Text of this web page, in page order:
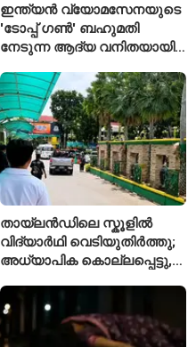
ഇന്ത്യൻ വ്യോമസേനയുടെ
'ടോപ്പ് ഗൺ' ബഹുമതി
നേടുന്ന ആദ്യ വനിതയായി
തായ്‌ലൻഡിലെ സ്കൂളിൽ
വിദ്യാർഥി വെടിയുതിർത്തു;
അധ്യാപിക കൊല്ലപ്പെട്ടു,